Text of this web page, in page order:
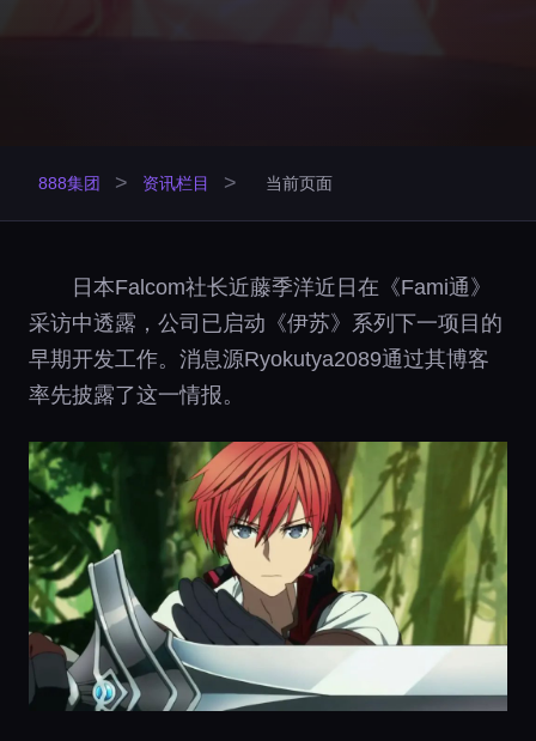
888集团 > 资讯栏目 > 当前页面
日本Falcom社长近藤季洋近日在《Fami通》
采访中透露，公司已启动《伊苏》系列下一项目的
早期开发工作。消息源Ryokutya2089通过其博客
率先披露了这一情报。